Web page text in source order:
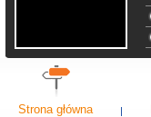
Strona główna